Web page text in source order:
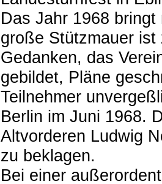
Das Jahr 1968
große Stützmauer
Gedanken, das
gebildet, Pläne
Teilnehmer
Berlin im Juni 1968.
Altvorderen Ludwig
zu beklagen.
Bei einer